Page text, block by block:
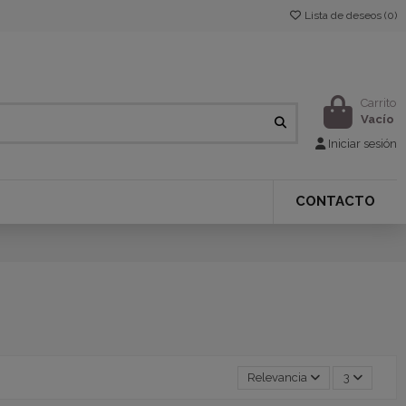
Lista de deseos (0)
Carrito
Vacío
Iniciar sesión
CONTACTO
Relevancia 3